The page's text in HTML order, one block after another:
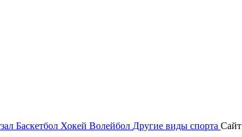
Баскетбол Хокей Волейбол Другие виды спорта Сайт